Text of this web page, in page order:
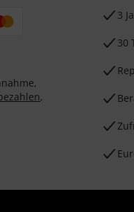
,
3
30